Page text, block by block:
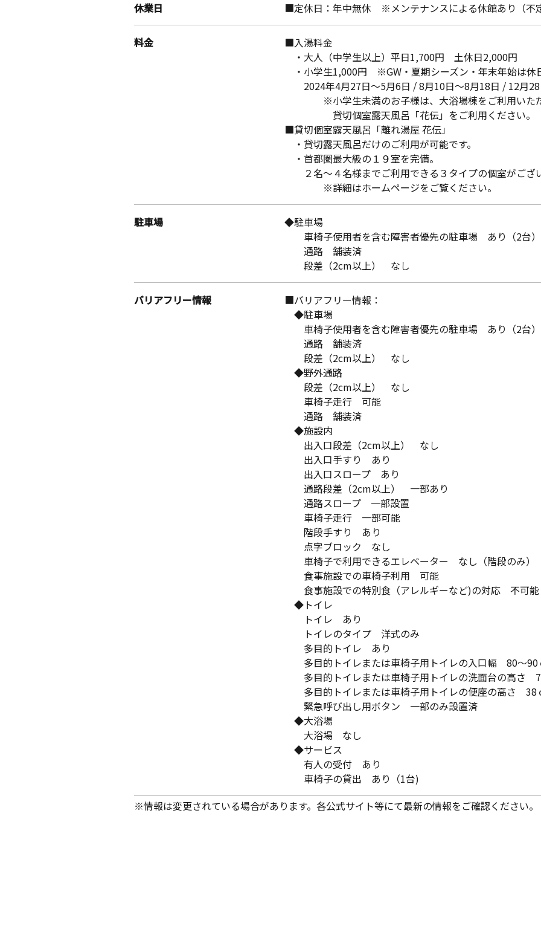
休業日 ■定休日：年中無休 ※メンテナンスによる休館あり（不
料金
■入湯料金
・大人（中学生以上）平日1,700円 土休日2,000円
・小学生1,000円 ※GW・夏期シーズン・年末年始は休
2024年4月27日～5月6日 / 8月10日～8月18日 / 12月28
※小学生未満のお子様は、大浴場棟をご利用いた
貸切個室露天風呂「花伝」をご利用ください。
■貸切個室露天風呂「離れ湯屋 花伝」
・貸切露天風呂だけのご利用が可能です。
・首都圏最大級の１９室を完備。
２名〜４名様までご利用できる３タイプの個室がござ
※詳細はホームページをご覧ください。
駐車場
◆駐車場
車椅子使用者を含む障害者優先の駐車場 あり（2台）
通路 舗装済
段差（2cm以上） なし
バリアフリー情報
■バリアフリー情報：
◆駐車場
車椅子使用者を含む障害者優先の駐車場 あり（2台）
通路 舗装済
段差（2cm以上） なし
◆野外通路
段差（2cm以上） なし
車椅子走行 可能
通路 舗装済
◆施設内
出入口段差（2cm以上） なし
出入口手すり あり
出入口スロープ あり
通路段差（2cm以上） 一部あり
通路スロープ 一部設置
車椅子走行 一部可能
階段手すり あり
点字ブロック なし
車椅子で利用できるエレベーター なし（階段のみ）
食事施設での車椅子利用 可能
食事施設での特別食（アレルギーなど)の対応 不可能
◆トイレ
トイレ あり
トイレのタイプ 洋式のみ
多目的トイレ あり
多目的トイレまたは車椅子用トイレの入口幅 80～90
多目的トイレまたは車椅子用トイレの洗面台の高さ
多目的トイレまたは車椅子用トイレの便座の高さ 38
緊急呼び出し用ボタン 一部のみ設置済
◆大浴場
大浴場 なし
◆サービス
有人の受付 あり
車椅子の貸出 あり（1台)
※情報は変更されている場合があります。各公式サイト等にて最新の情報をご確認ください。